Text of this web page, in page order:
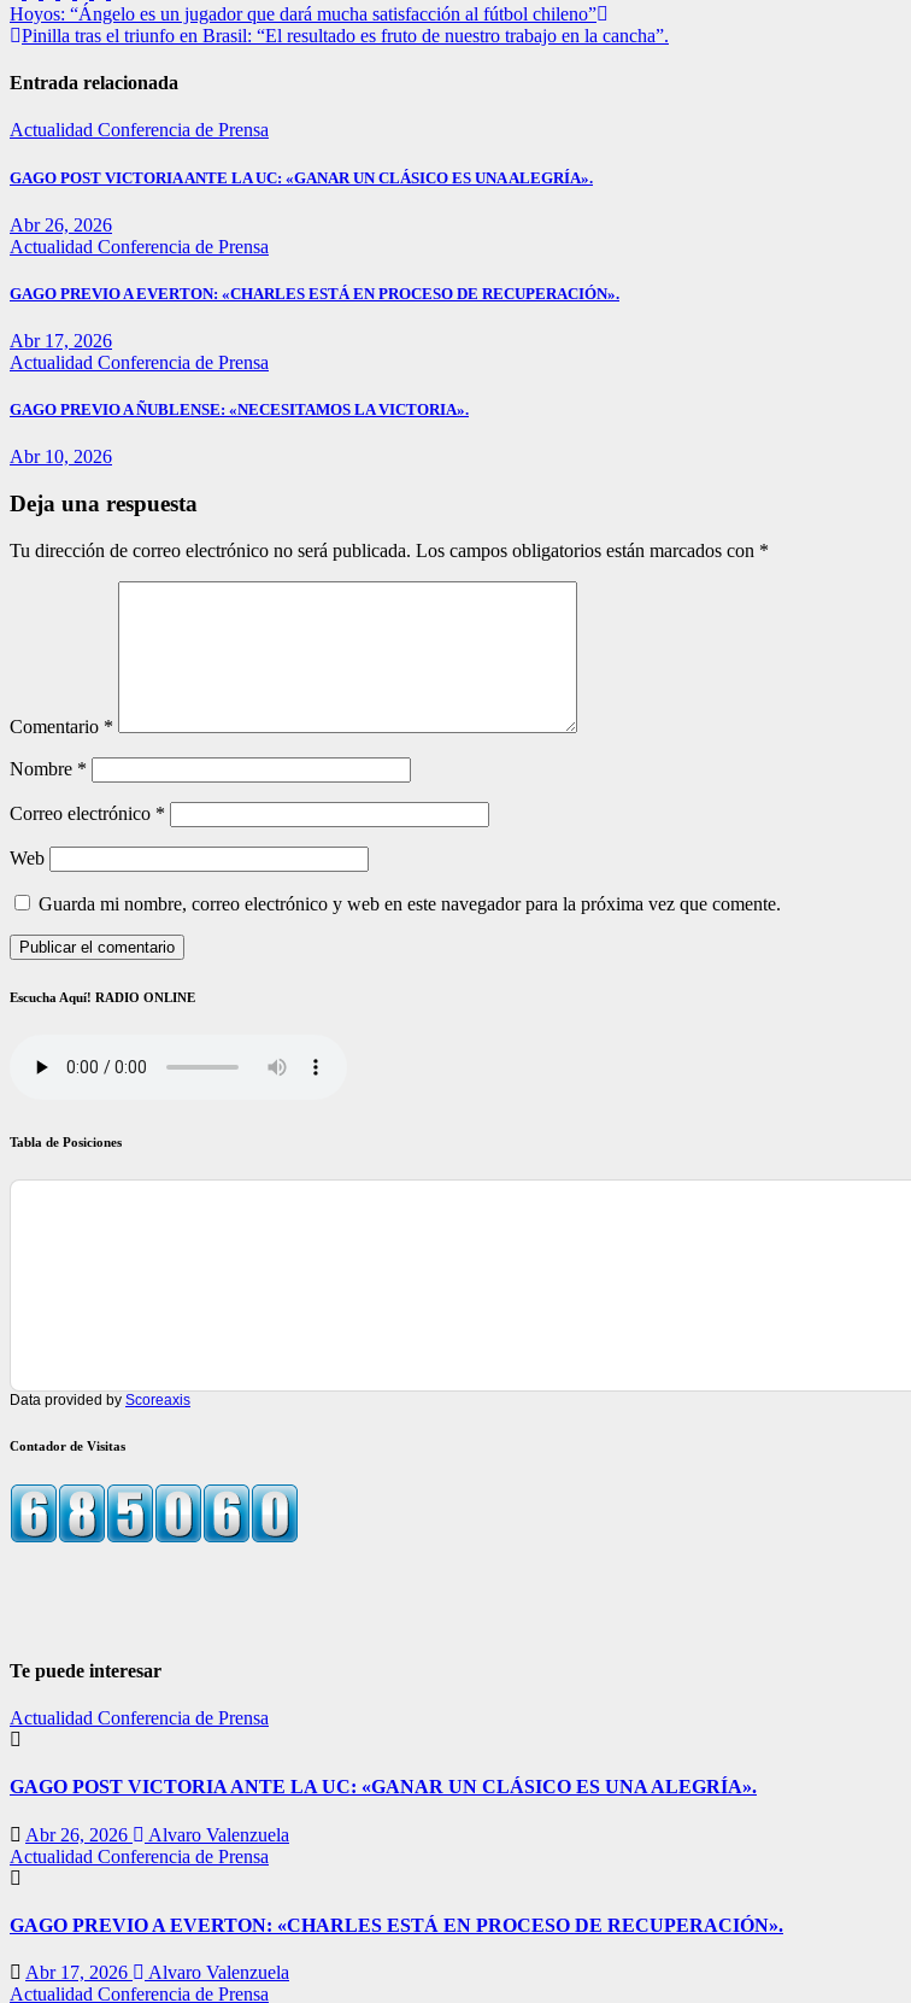
Navegación
de
entradas
Hoyos: “Ángelo es un jugador que dará mucha satisfacción al fútbol chileno”
Pinilla tras el triunfo en Brasil: “El resultado es fruto de nuestro trabajo en la cancha”.
Entrada relacionada
Actualidad Conferencia de Prensa
GAGO POST VICTORIA ANTE LA UC: «GANAR UN CLÁSICO ES UNA ALEGRÍA».
Abr 26, 2026
Actualidad Conferencia de Prensa
GAGO PREVIO A EVERTON: «CHARLES ESTÁ EN PROCESO DE RECUPERACIÓN».
Abr 17, 2026
Actualidad Conferencia de Prensa
GAGO PREVIO A ÑUBLENSE: «NECESITAMOS LA VICTORIA».
Abr 10, 2026
Deja una respuesta
Tu dirección de correo electrónico no será publicada. Los campos obligatorios están marcados con *
Comentario *
Nombre *
Correo electrónico *
Web
Guarda mi nombre, correo electrónico y web en este navegador para la próxima vez que comente.
Escucha Aquí! RADIO ONLINE
Tabla de Posiciones
Data provided by Scoreaxis
Contador de Visitas
Te puede interesar
Actualidad Conferencia de Prensa
GAGO POST VICTORIA ANTE LA UC: «GANAR UN CLÁSICO ES UNA ALEGRÍA».
Abr 26, 2026
Alvaro Valenzuela
Actualidad Conferencia de Prensa
GAGO PREVIO A EVERTON: «CHARLES ESTÁ EN PROCESO DE RECUPERACIÓN».
Abr 17, 2026
Alvaro Valenzuela
Actualidad Conferencia de Prensa